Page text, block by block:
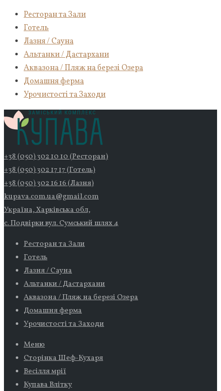
Ресторан та Зали
Готель
Лазня / Сауна
Альтанки / Дастархани
Аквазона / Пляж на березі Озера
Домашня ферма
Урочистості та Заходи
+38 (050) 302 10 10 (Ресторан)
+38 (050) 302 17 17 (Готель)
+38 (050) 302 16 16 (Лазня)
kupava.com.ua@gmail.com
Україна, Харківська обл,
с. Подвірки вул. Сумський шлях 4
Ресторан та Зали
Готель
Лазня / Сауна
Альтанки / Дастархани
Аквазона / Пляж на березі Озера
Домашня ферма
Урочистості та Заходи
Меню
Сторінка Шеф-Кухаря
Весілля мрії
Купава Влітку